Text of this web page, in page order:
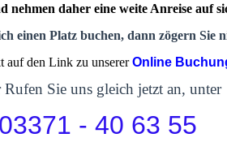
nehmen daher eine weite Anreise auf
einen Platz buchen, dann zögern Sie
auf den Link zu unsererOnline
Rufen Sie uns gleich jetzt an, unter
03371 - 40 63 55